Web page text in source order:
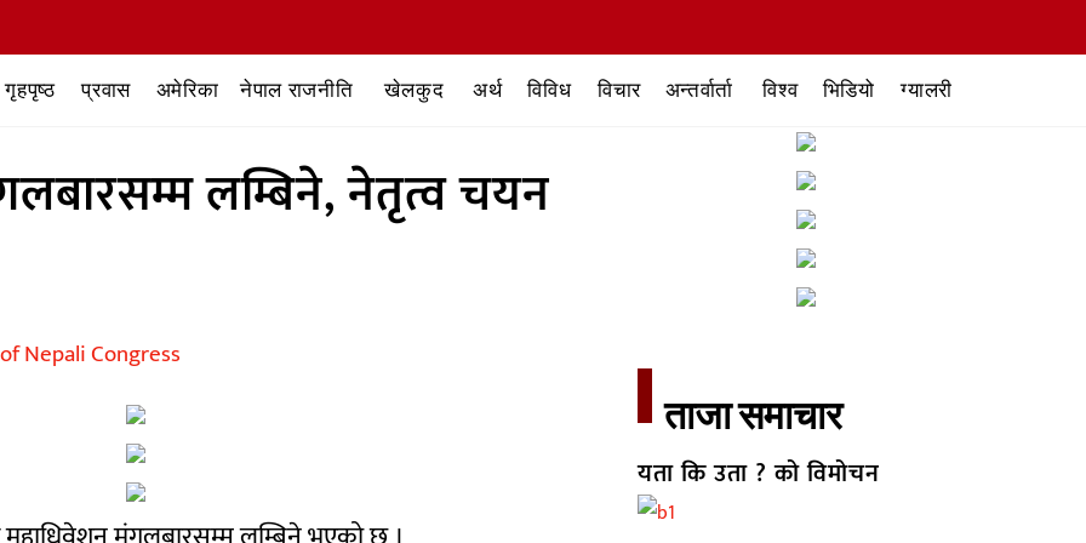
गृहपृष्ठ प्रवास अमेरिका नेपाल राजनीति खेलकुद अर्थ विविध विचार अन्तर्वार्ता विश्व भिडियो ग्यालरी
लम्बिने, नेतृत्व चयन
ताजा समाचार​
यता कि उता ? को विमोचन